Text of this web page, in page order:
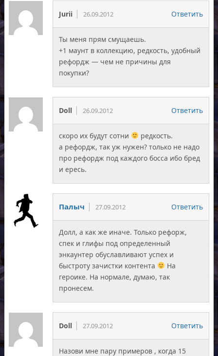
Jurii 26.09.2012 Ответить
Ты меня прям смущаешь.
+1 маунт в коллекцию, редкость, удобный
рефордж — чем не причины для
покупки?
Doll 26.09.2012 Ответить
скоро их будут сотни
редкость.
а рефордж, так уж нужен? только не надо
про рефордж под каждого босса ибо бред
и ересь.
Палыч 27.09.2012 Ответить
Долл, а как же иначе. Только рефорж,
спек и глифы под определенный
энкаунтер обуславливают успех и
быстроту зачистки контента
На
героике. На нормале, думаю, так
пронесем.
Doll 27.09.2012 Ответить
Назови мне пару примеров , когда 15